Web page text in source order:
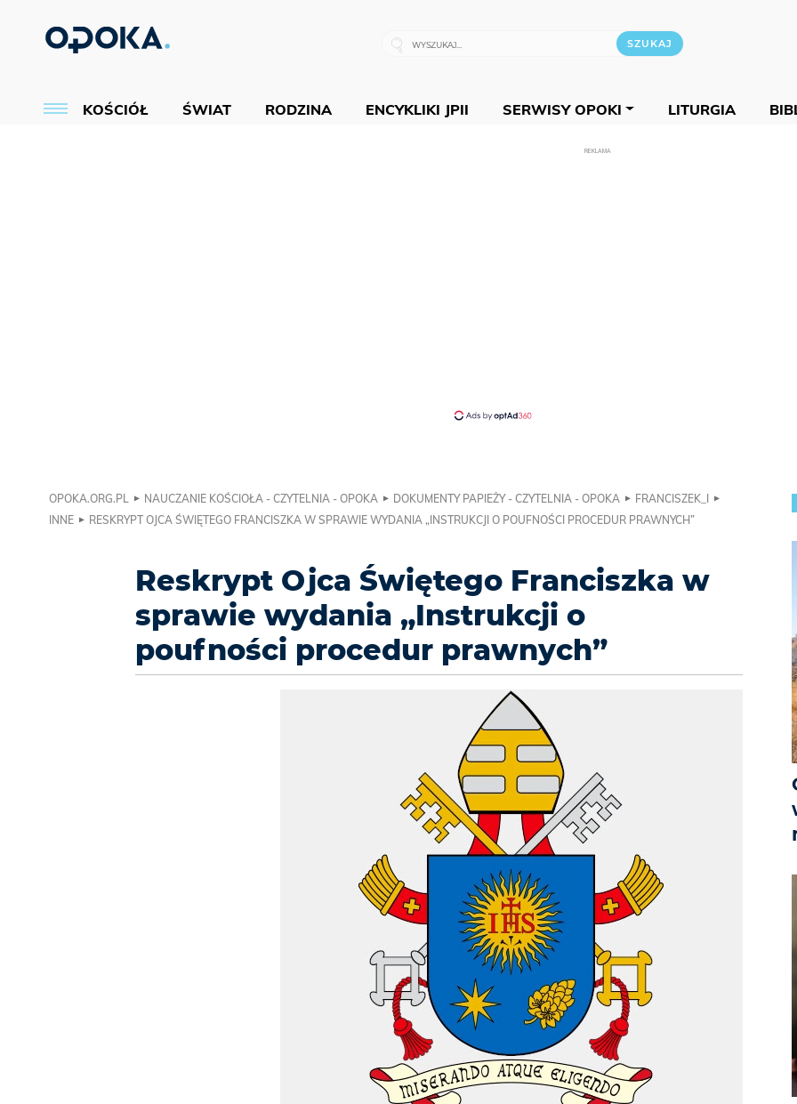
KOŚCIÓŁ ŚWIAT RODZINA ENCYKLIKI JPII SERWISY OPOKI LITURGIA
REKLAMA
OPOKA.ORG.PL NAUCZANIE KOŚCIOŁA - CZYTELNIA - OPOKA DOKUMENTY PAPIEŻY - CZYTELNIA - OPOKA
FRANCISZEK_I
INNE
RESKRYPT OJCA ŚWIĘTEGO FRANCISZKA W SPRAWIE WYDANIA „INSTRUKCJI O POUFNOŚCI PROCEDUR PRAWNYCH”
Reskrypt Ojca Świętego Franciszka w
sprawie wydania „Instrukcji o
poufności procedur prawnych”